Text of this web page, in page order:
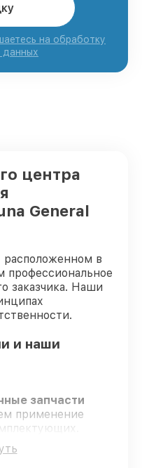
на обработку
данных
центра
General
в
профессиональное
заказчика. Наши
и наши
запчасти
применение
мастера
что